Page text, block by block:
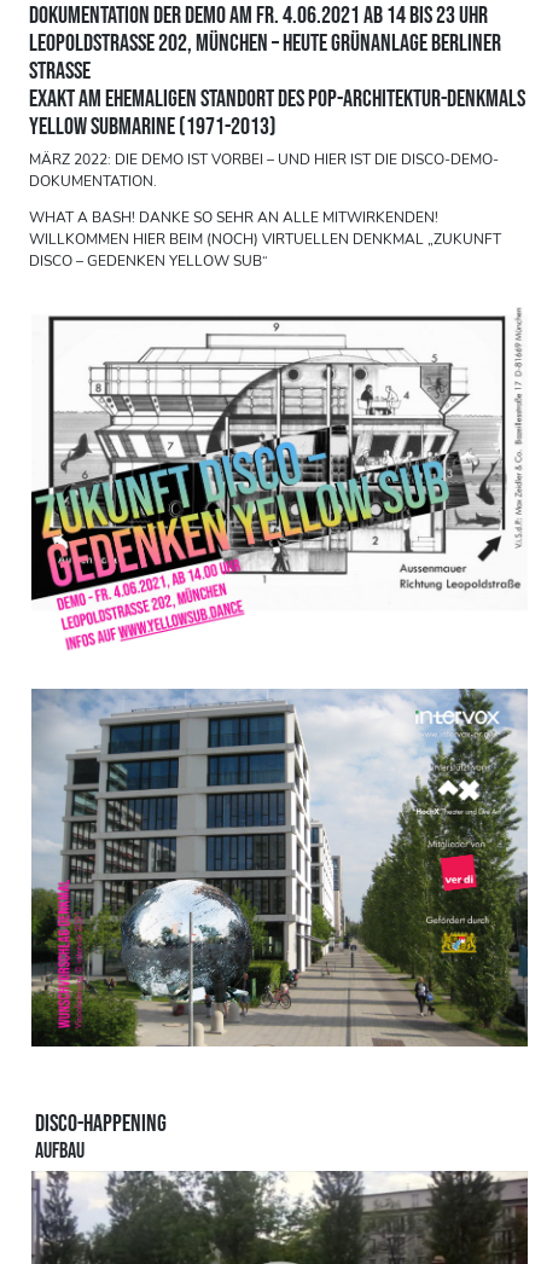
NEWS - NEWS - NEWS - NEWS - NEWS - NEWS - NEWS - NEWS - NEWS
- NEWS - NEWS - NEWS - NEWS - NEWS - NEWS - NEWS - NEWS -
NEWS - NEWS - NEWS - NEWS - NEWS
DOKUMENTATION DER DEMO AM FR. 4.06.2021 AB 14 BIS 23 UHR
LEOPOLDSTRASSE 202, MÜNCHEN – HEUTE GRÜNANLAGE BERLINER
STRASSE
EXAKT AM EHEMALIGEN STANDORT DES POP-ARCHITEKTUR-DENKMALS
YELLOW SUBMARINE (1971-2013)
MÄRZ 2022: DIE DEMO IST VORBEI – UND HIER IST DIE DISCO-DEMO-
DOKUMENTATION.
WHAT A BASH! DANKE SO SEHR AN ALLE MITWIRKENDEN!
WILLKOMMEN HIER BEIM (NOCH) VIRTUELLEN DENKMAL „ZUKUNFT
DISCO – GEDENKEN YELLOW SUB“
DISCO-HAPPENING
AUFBAU